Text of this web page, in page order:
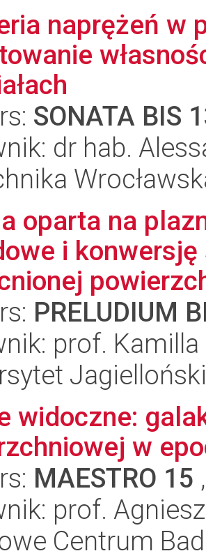
naprężeń w
SONATA BIS
dr hab.
oparta na
i
PRELUDIUM
prof. Kamilla
widoczne:
w
MAESTRO 15
prof.
Centrum